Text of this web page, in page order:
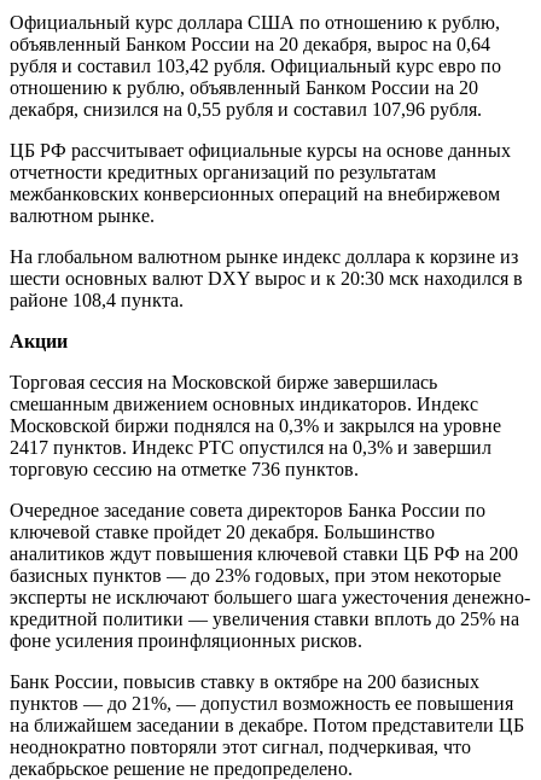
Официальный курс доллара США по отношению к рублю,
объявленный Банком России на 20 декабря, вырос на 0,64
рубля и составил 103,42 рубля. Официальный курс евро по
отношению к рублю, объявленный Банком России на 20
декабря, снизился на 0,55 рубля и составил 107,96 рубля.
ЦБ РФ рассчитывает официальные курсы на основе данных
отчетности кредитных организаций по результатам
межбанковских конверсионных операций на внебиржевом
валютном рынке.
На глобальном валютном рынке индекс доллара к корзине из
шести основных валют DXY вырос и к 20:30 мск находился в
районе 108,4 пункта.
Акции
Торговая сессия на Московской бирже завершилась
смешанным движением основных индикаторов. Индекс
Московской биржи поднялся на 0,3% и закрылся на уровне
2417 пунктов. Индекс РТС опустился на 0,3% и завершил
торговую сессию на отметке 736 пунктов.
Очередное заседание совета директоров Банка России по
ключевой ставке пройдет 20 декабря. Большинство
аналитиков ждут повышения ключевой ставки ЦБ РФ на 200
базисных пунктов — до 23% годовых, при этом некоторые
эксперты не исключают большего шага ужесточения денежно-
кредитной политики — увеличения ставки вплоть до 25% на
фоне усиления проинфляционных рисков.
Банк России, повысив ставку в октябре на 200 базисных
пунктов — до 21%, — допустил возможность ее повышения
на ближайшем заседании в декабре. Потом представители ЦБ
неоднократно повторяли этот сигнал, подчеркивая, что
декабрьское решение не предопределено.